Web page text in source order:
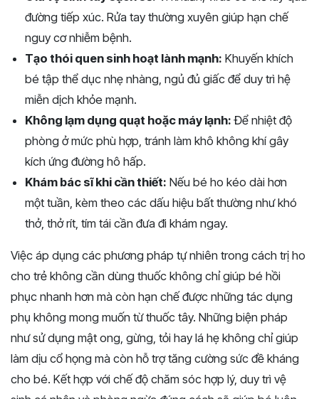
đường tiếp xúc. Rửa tay thường xuyên giúp hạn chế
nguy cơ nhiễm bệnh.
Tạo thói quen sinh hoạt lành mạnh: Khuyến khích
bé tập thể dục nhẹ nhàng, ngủ đủ giấc để duy trì hệ
miễn dịch khỏe mạnh.
Không lạm dụng quạt hoặc máy lạnh: Để nhiệt độ
phòng ở mức phù hợp, tránh làm khô không khí gây
kích ứng đường hô hấp.
Khám bác sĩ khi cần thiết: Nếu bé ho kéo dài hơn
một tuần, kèm theo các dấu hiệu bất thường như khó
thở, thở rít, tím tái cần đưa đi khám ngay.
Việc áp dụng các phương pháp tự nhiên trong cách trị ho
cho trẻ không cần dùng thuốc không chỉ giúp bé hồi
phục nhanh hơn mà còn hạn chế được những tác dụng
phụ không mong muốn từ thuốc tây. Những biện pháp
như sử dụng mật ong, gừng, tỏi hay lá hẹ không chỉ giúp
làm dịu cổ họng mà còn hỗ trợ tăng cường sức đề kháng
cho bé. Kết hợp với chế độ chăm sóc hợp lý, duy trì vệ